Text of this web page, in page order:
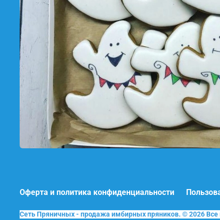
Оферта и политика конфиденциальности
Сеть Пряничных - продажа имбирных пряников. © 2026